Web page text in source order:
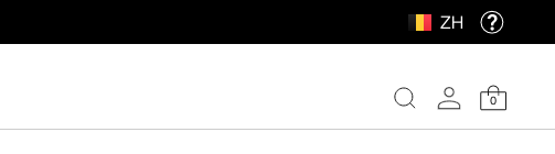
ZH
0